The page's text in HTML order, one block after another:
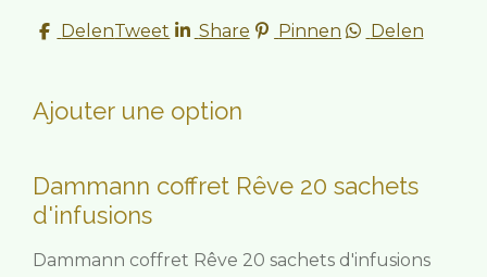
DelenTweet Share Pinnen Delen
Ajouter une option
Dammann coffret Rêve 20 sachets
d'infusions
Dammann coffret Rêve 20 sachets d'infusions